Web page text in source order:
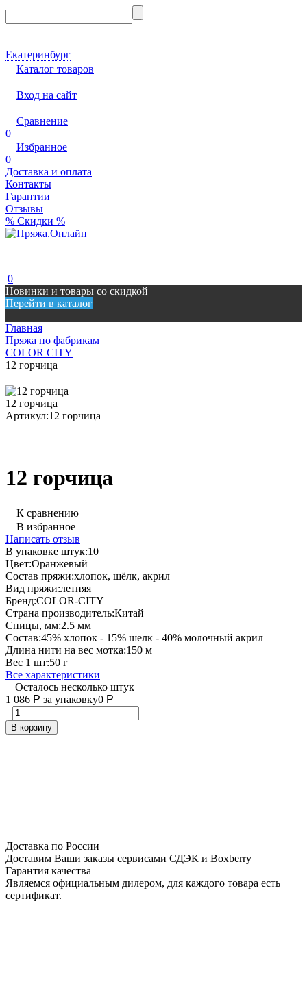
Екатеринбург
Каталог товаров
Вход на сайт
Сравнение
0
Избранное
0
Доставка и оплата
Контакты
Гарантии
Отзывы
% Скидки %
0
Новинки и товары со скидкой
Перейти в каталог
Главная
Пряжа по фабрикам
COLOR CITY
12 горчица
12 горчица
Артикул:12 горчица
12 горчица
К сравнению
В избранное
Написать отзыв
В упаковке штук:10
Цвет:Оранжевый
Состав пряжи:хлопок, шёлк, акрил
Вид пряжи:летняя
Бренд:COLOR-CITY
Страна производитель:Китай
Спицы, мм:2.5 мм
Состав:45% хлопок - 15% шелк - 40% молочный акрил
Длина нити на вес мотка:150 м
Вес 1 шт:50 г
Все характеристики
Осталось несколько штук
1 086 Р за упаковку0 Р
В корзину
Доставка по России
Доставим Ваши заказы сервисами СДЭК и Boxberry
Гарантия качества
Являемся официальным дилером, для каждого товара есть
сертификат.